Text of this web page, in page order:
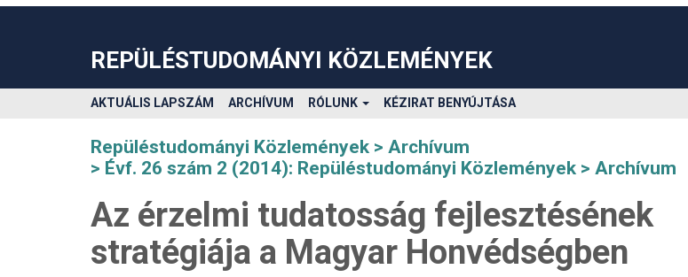
##plugins.themes.bootstrap3.accessible_menu.label##
##plugins.themes.bootstrap3.accessible_menu.main_content##
##plugins.themes.bootstrap3.accessible_menu.sidebar##
REPÜLÉSTUDOMÁNYI KÖZLEMÉNYEK
AKTUÁLIS LAPSZÁM ARCHÍVUM RÓLUNK KÉZIRAT BENYÚJTÁSA
Repüléstudományi Közlemények
Archívum
Évf. 26 szám 2 (2014): Repüléstudományi Közlemények
Archívum
Az érzelmi tudatosság fejlesztésének
stratégiája a Magyar Honvédségben